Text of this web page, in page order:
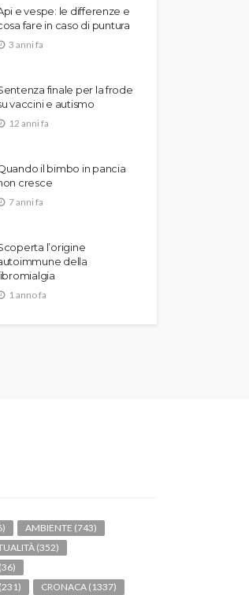
e vespe: le differenze e
fare in caso di puntura
3 anni fa
finale per la frode
vaccini e autismo
12 anni fa
il bimbo in pancia
cresce
7 anni fa
l’origine
della
1 anno fa
AMBIENTE (743)
(352)
(36)
(231) CRONACA (1337)